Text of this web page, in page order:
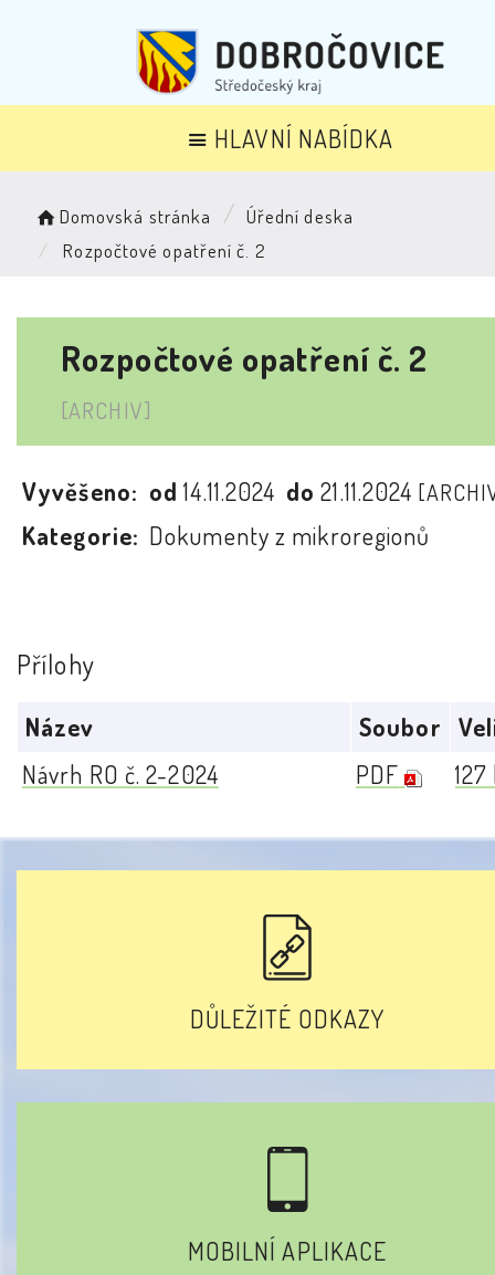
HLAVNÍ NABÍDKA
Domovská stránka
Úřední deska
Rozpočtové opatření č. 2
Rozpočtové opatření č. 2
[ARCHIV]
Vyvěšeno: od14.11.2024 do21.11.2024
Kategorie: Dokumenty z mikroregionů
Přílohy
Název Soubor
Návrh RO č. 2-2024
PDF
DŮLEŽITÉ ODKAZY
MOBILNÍ APLIKACE